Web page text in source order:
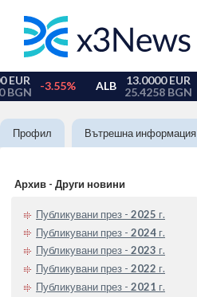
Профил Вътрешна информация
Архив - Други новини
Публикувани през - 2025 г.
Публикувани през - 2024 г.
Публикувани през - 2023 г.
Публикувани през - 2022 г.
Публикувани през - 2021 г.